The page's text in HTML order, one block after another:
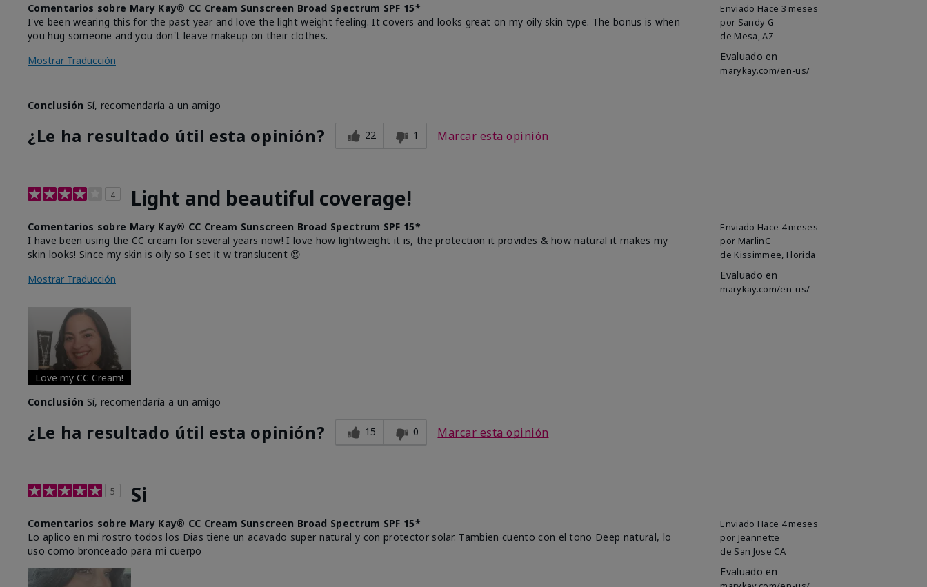
Enviado Hace 3 meses
por Sandy G
de Mesa, AZ
Evaluado en
marykay.com/en-us/
Comentarios sobre Mary Kay® CC Cream Sunscreen Broad Spectrum SPF 15*
I've been wearing this for the past year and love the light weight feeling. It covers and looks great on my oily skin type. The bonus is when
you hug someone and you don't leave makeup on their clothes.
Mostrar Traducción
Conclusión Sí, recomendaría a un amigo
¿Le ha resultado útil esta opinión? 22 1 Marcar esta opinión
4 Light and beautiful coverage!
Enviado Hace 4 meses
por MarlinC
de Kissimmee, Florida
Evaluado en
marykay.com/en-us/
Comentarios sobre Mary Kay® CC Cream Sunscreen Broad Spectrum SPF 15*
I have been using the CC cream for several years now! I love how lightweight it is, the protection it provides & how natural it makes my
skin looks! Since my skin is oily so I set it w translucent 😍
Mostrar Traducción
Love my CC Cream!
Conclusión Sí, recomendaría a un amigo
¿Le ha resultado útil esta opinión? 15 0 Marcar esta opinión
5 Si
Enviado Hace 4 meses
por Jeannette
de San Jose CA
Evaluado en
Comentarios sobre Mary Kay® CC Cream Sunscreen Broad Spectrum SPF 15*
Lo aplico en mi rostro todos los Dias tiene un acavado super natural y con protector solar. Tambien cuento con el tono Deep natural, lo
uso como bronceado para mi cuerpo